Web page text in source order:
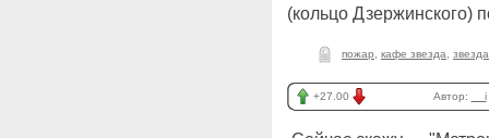
(кольцо Дзержинского)
пожар кафе звезда
+27.00 Автор: __i